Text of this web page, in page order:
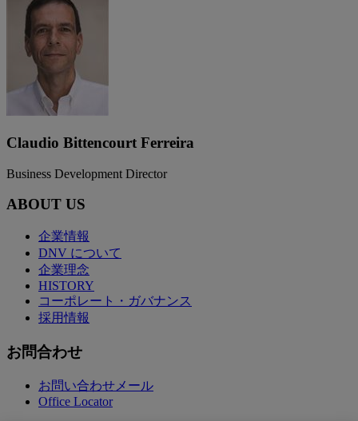
Claudio Bittencourt Ferreira
Business Development Director
ABOUT US
企業情報
DNV について
企業理念
HISTORY
コーポレート・ガバナンス
採用情報
お問合わせ
お問い合わせメール
Office Locator